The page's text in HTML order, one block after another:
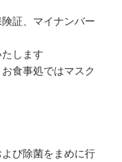
証、マイナンバー
します
食事処ではマスク
び除菌をまめに行